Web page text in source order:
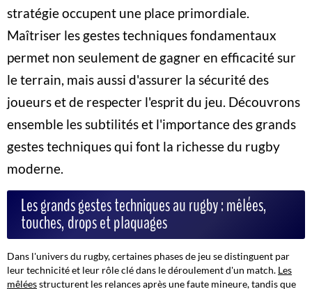
stratégie occupent une place primordiale.
Maîtriser les gestes techniques fondamentaux
permet non seulement de gagner en efficacité sur
le terrain, mais aussi d'assurer la sécurité des
joueurs et de respecter l'esprit du jeu. Découvrons
ensemble les subtilités et l'importance des grands
gestes techniques qui font la richesse du rugby
moderne.
Les grands gestes techniques au rugby : mêlées,
touches, drops et plaquages
Dans l'univers du rugby, certaines phases de jeu se distinguent par
leur technicité et leur rôle clé dans le déroulement d'un match. Les
mêléesstructurent les relances après une faute mineure, tandis que